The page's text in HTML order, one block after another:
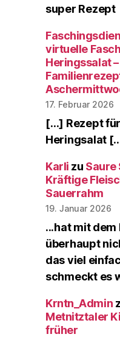
super Rezept
virtuelle
Heringssalat
17. Februar 2026
[…] Rezept
Heringsalat
Karli zu Saure
Kräftige
Sauerrahm
19. Januar 2026
...hat mit
überhaupt
das viel
schmeckt es
Krntn_Admin
Metnitztaler
früher